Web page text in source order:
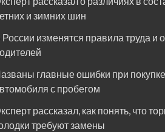
и зимних шин
России изменятся правила труда и
главные ошибки при покупке
с пробегом
рассказал, как понять, что
требуют замены